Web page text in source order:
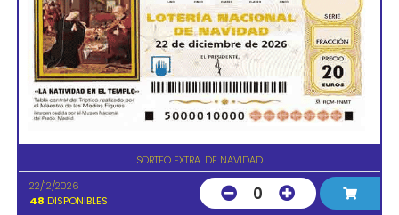
SORTEO EXTRA. DE NAVIDAD
22/12/2026
48 DISPONIBLES 0